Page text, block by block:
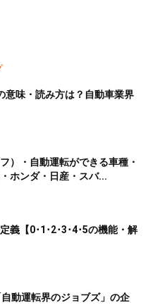
意味・読み方は？自動車業界
）・自動運転ができる車種・
ホンダ・日産・スバ...
義【0･1･2･3･4･5の機能・解
動運転界のジョブズ」の企